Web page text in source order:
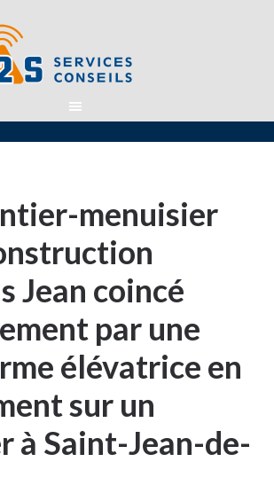
menuisier
Jean coincé
par une
élévatrice en
sur un
à Saint-Jean-de-